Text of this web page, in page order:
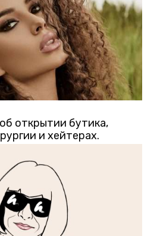
открытии бутика,
и хейтерах.